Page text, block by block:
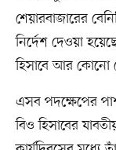
শেয়ারবাজারের
নির্দেশ দেওয়া
হিসাবে আর কোনো
এসব পদক্ষেপের
বিও হিসাবের